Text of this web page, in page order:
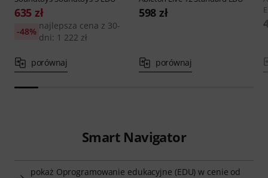
635 zł
najlepsza cena z 30-
dni: 1 222 zł
-48%
porównaj
598 zł
porównaj
Smart Navigator
pokaż Oprogramowanie edukacyjne (EDU) w cenie od